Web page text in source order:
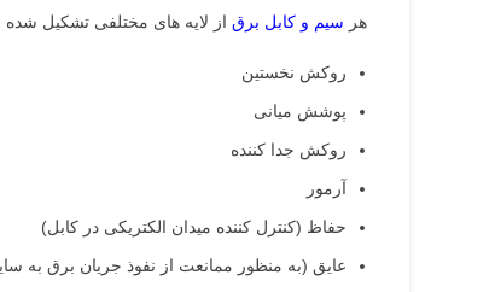
هر سیم و کابل برق از لایه های مختلفی تشکیل
روکش نخستین
پوشش میانی
روکش جدا کننده
آرمور
حفاظ (کنترل کننده میدان الکتریکی در کابل)
عایق (به منظور ممانعت از نفوذ جریان برق به